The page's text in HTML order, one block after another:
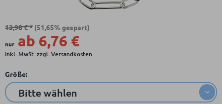
13,98 € * (51,65% gespart)
nur ab 6,76 €
inkl. MwSt.zzgl. Versandkosten
Größe: